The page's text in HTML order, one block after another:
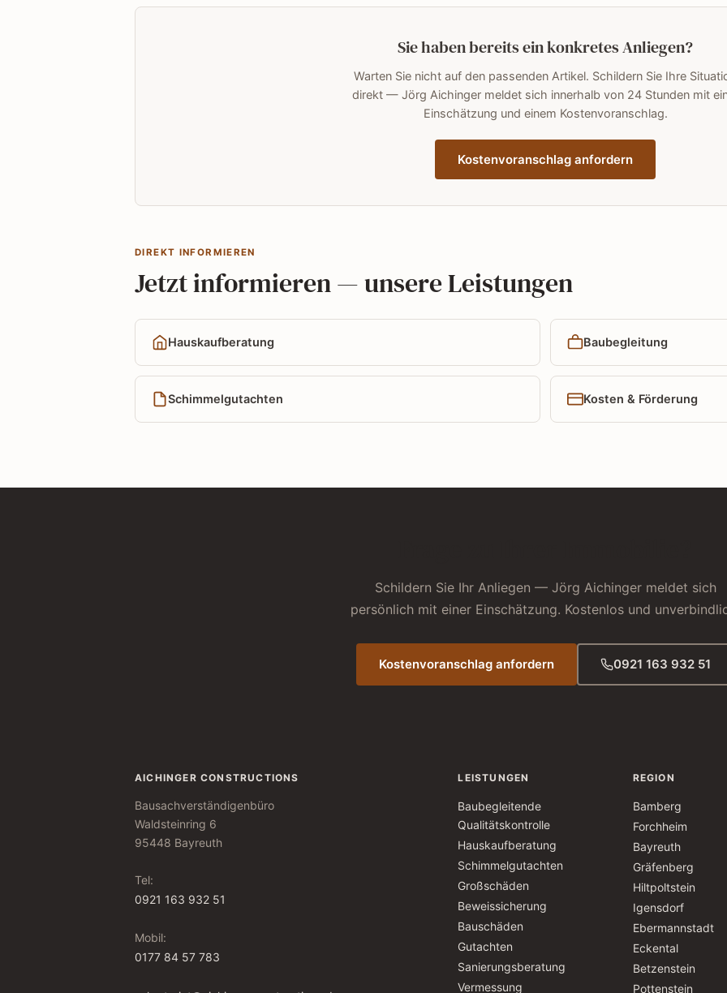
Sie haben bereits ein konkretes Anliegen?
Warten Sie nicht auf den passenden Artikel. Schildern Sie Ihre
direkt — Jörg Aichinger meldet sich innerhalb von 24 Stunden mit
Einschätzung und einem Kostenvoranschlag.
Kostenvoranschlag anfordern
DIREKT INFORMIEREN
Jetzt informieren — unsere Leistungen
Hauskaufberatung Baubegleitung
Schimmelgutachten Kosten & Förderung
Schildern Sie Ihr Anliegen — Jörg Aichinger meldet sich
persönlich mit einer Einschätzung. Kostenlos und
Kostenvoranschlag anfordern 0921 163 932 51
AICHINGER CONSTRUCTIONS
Bausachverständigenbüro
Waldsteinring 6
95448 Bayreuth
Tel:
0921 163 932 51
Mobil:
0177 84 57 783
LEISTUNGEN
Baubegleitende
Qualitätskontrolle
Hauskaufberatung
Schimmelgutachten
Großschäden
Beweissicherung
Bauschäden
Gutachten
Sanierungsberatung
Vermessung
REGION
Bamberg
Forchheim
Bayreuth
Gräfenberg
Hiltpoltstein
Igensdorf
Ebermannstadt
Eckental
Betzenstein
Pottenstein